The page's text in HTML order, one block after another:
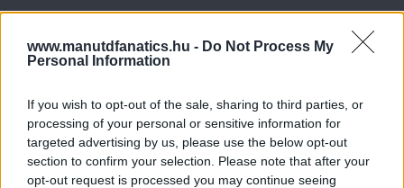
www.manutdfanatics.hu - Do Not Process My
Personal Information
If you wish to opt-out of the sale, sharing to third parties, or
processing of your personal or sensitive information for
targeted advertising by us, please use the below opt-out
section to confirm your selection. Please note that after your
opt-out request is processed you may continue seeing